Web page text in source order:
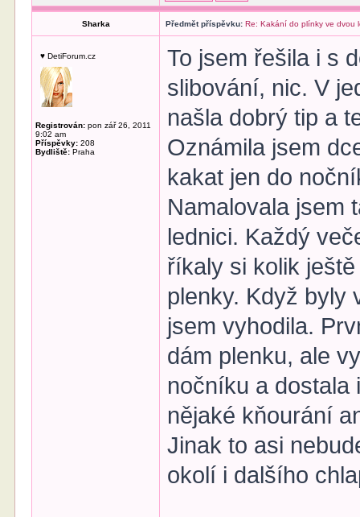
Sharka Předmět příspěvku: Re: Kakání do plínky ve dvou
♥ DetiForum.cz
Registrován: pon zář 26, 2011
9:02 am
Příspěvky: 208
Bydliště: Praha
To jsem řešila i s
slibování, nic. V
našla dobrý tip a
Oznámila jsem
kakat jen do
Namalovala jsem
lednici. Každý
říkaly si kolik
plenky. Když byly
jsem vyhodila.
dám plenku, ale
nočníku a dostala
nějaké kňourání
Jinak to asi
okolí i dalšího